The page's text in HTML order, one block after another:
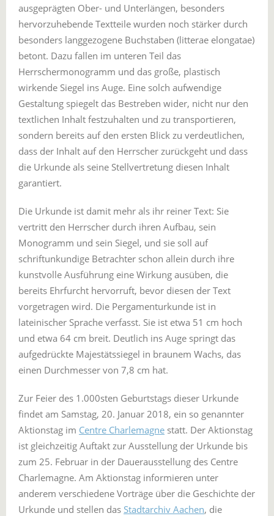
ausgeprägten Ober- und Unterlängen, besonders
hervorzuhebende Textteile wurden noch stärker durch
besonders langgezogene Buchstaben (litterae elongatae)
betont. Dazu fallen im unteren Teil das
Herrschermonogramm und das große, plastisch
wirkende Siegel ins Auge. Eine solch aufwendige
Gestaltung spiegelt das Bestreben wider, nicht nur den
textlichen Inhalt festzuhalten und zu transportieren,
sondern bereits auf den ersten Blick zu verdeutlichen,
dass der Inhalt auf den Herrscher zurückgeht und dass
die Urkunde als seine Stellvertretung diesen Inhalt
garantiert.
Die Urkunde ist damit mehr als ihr reiner Text: Sie
vertritt den Herrscher durch ihren Aufbau, sein
Monogramm und sein Siegel, und sie soll auf
schriftunkundige Betrachter schon allein durch ihre
kunstvolle Ausführung eine Wirkung ausüben, die
bereits Ehrfurcht hervorruft, bevor diesen der Text
vorgetragen wird. Die Pergamenturkunde ist in
lateinischer Sprache verfasst. Sie ist etwa 51 cm hoch
und etwa 64 cm breit. Deutlich ins Auge springt das
aufgedrückte Majestätssiegel in braunem Wachs, das
einen Durchmesser von 7,8 cm hat.
Zur Feier des 1.000sten Geburtstags dieser Urkunde
findet am Samstag, 20. Januar 2018, ein so genannter
Aktionstag im Centre Charlemagne statt. Der Aktionstag
ist gleichzeitig Auftakt zur Ausstellung der Urkunde bis
zum 25. Februar in der Dauerausstellung des Centre
Charlemagne. Am Aktionstag informieren unter
anderem verschiedene Vorträge über die Geschichte der
Urkunde und stellen das Stadtarchiv Aachen, die